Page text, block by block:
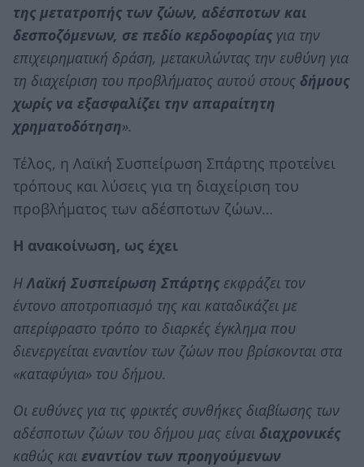
της μετατροπής των ζώων, αδέσποτων και
δεσποζόμενων, σε πεδίο κερδοφορίας για την
επιχειρηματική δράση, μετακυλώντας την ευθύνη για
τη διαχείριση του προβλήματος αυτού στους δήμους
χωρίς να εξασφαλίζει την απαραίτητη
χρηματοδότηση».
Τέλος, η Λαϊκή Συσπείρωση Σπάρτης προτείνει
τρόπους και λύσεις για τη διαχείριση του
προβλήματος των αδέσποτων ζώων…
Η ανακοίνωση, ως έχει
Η Λαϊκή Συσπείρωση Σπάρτης εκφράζει τον
έντονο αποτροπιασμό της και καταδικάζει με
απερίφραστο τρόπο το διαρκές έγκλημα που
διενεργείται εναντίον των ζώων που βρίσκονται στα
«καταφύγια» του δήμου.
Οι ευθύνες για τις φρικτές συνθήκες διαβίωσης των
αδέσποτων ζώων του δήμου μας είναι διαχρονικές
καθώς και εναντίον των προηγούμενων